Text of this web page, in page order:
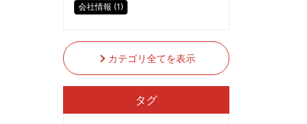
会社情報 (1)
カテゴリ全てを表示
タグ